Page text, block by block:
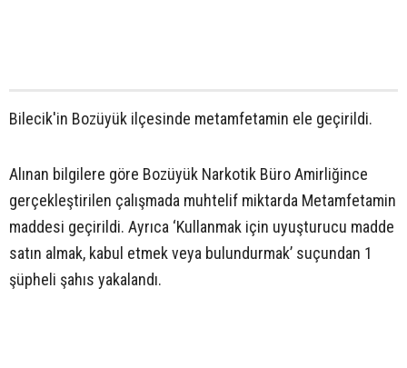
Bilecik'in Bozüyük ilçesinde metamfetamin ele geçirildi.
Alınan bilgilere göre Bozüyük Narkotik Büro Amirliğince
gerçekleştirilen çalışmada muhtelif miktarda Metamfetamin
maddesi geçirildi. Ayrıca ‘Kullanmak için uyuşturucu madde
satın almak, kabul etmek veya bulundurmak’ suçundan 1
şüpheli şahıs yakalandı.